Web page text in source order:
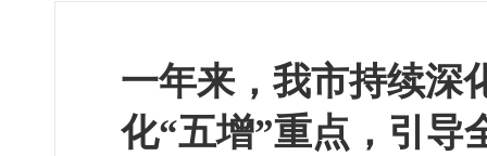
一年来，我市持续深
化“五增”重点，引导